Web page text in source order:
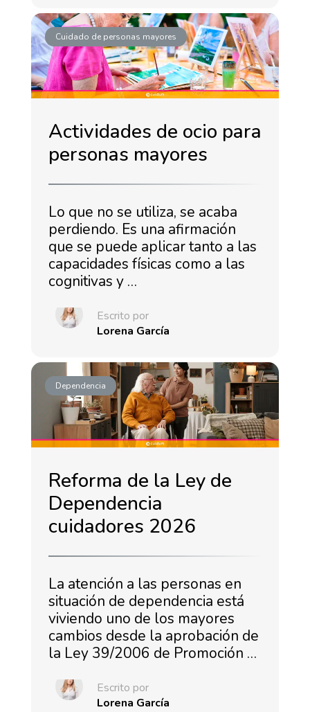
Cuidado de personas mayores
Actividades de ocio para
personas mayores
Lo que no se utiliza, se acaba
perdiendo. Es una afirmación
que se puede aplicar tanto a las
capacidades físicas como a las
cognitivas y …
Escrito por
Lorena García
Dependencia
Reforma de la Ley de
Dependencia
cuidadores 2026
La atención a las personas en
situación de dependencia está
viviendo uno de los mayores
cambios desde la aprobación de
la Ley 39/2006 de Promoción …
Escrito por
Lorena García